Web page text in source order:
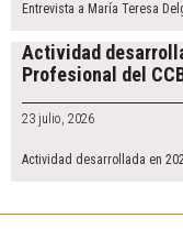
Entrevista a María Teresa
Actividad
Profesional del
23 julio, 2026
Actividad desarrollada en